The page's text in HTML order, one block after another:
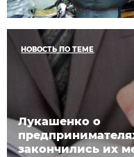
НОВОСТЬ ПО ТЕМЕ
Лукашенко о
закончились их